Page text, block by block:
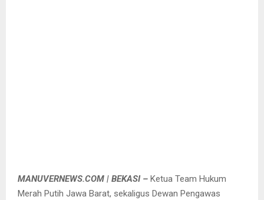
MANUVERNEWS.COM | BEKASI – Ketua Team Hukum
Merah Putih Jawa Barat, sekaligus Dewan Pengawas